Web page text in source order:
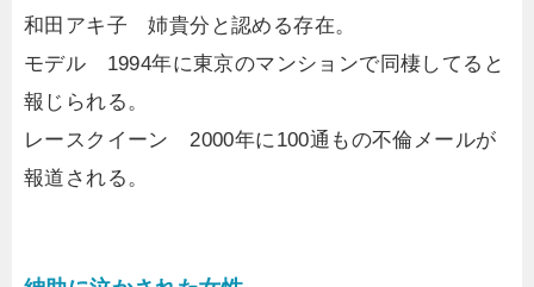
和田アキ子 姉貴分と認める存在。
モデル 1994年に東京のマンションで同棲してると
報じられる。
レースクイーン 2000年に100通もの不倫メールが
報道される。